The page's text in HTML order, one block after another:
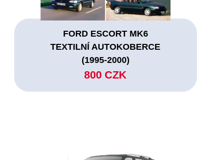
FORD ESCORT MK6
TEXTILNÍ AUTOKOBERCE
(1995-2000)
800 CZK